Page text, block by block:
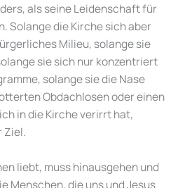
als seine Leidenschaft für
Solange die Kirche sich aber
Milieu, solange sie
sie sich nur konzentriert
solange sie die Nase
Obdachlosen oder einen
in die Kirche verirrt hat,
Ziel.
liebt, muss hinausgehen und
Menschen, die uns und Jesus